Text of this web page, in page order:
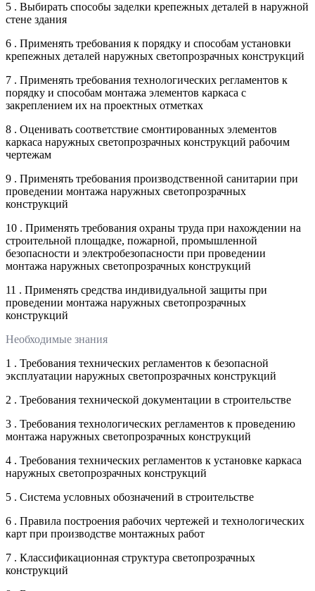
5 . Выбирать способы заделки крепежных деталей в наружной
стене здания
6 . Применять требования к порядку и способам установки
крепежных деталей наружных светопрозрачных конструкций
7 . Применять требования технологических регламентов к
порядку и способам монтажа элементов каркаса с
закреплением их на проектных отметках
8 . Оценивать соответствие смонтированных элементов
каркаса наружных светопрозрачных конструкций рабочим
чертежам
9 . Применять требования производственной санитарии при
проведении монтажа наружных светопрозрачных
конструкций
10 . Применять требования охраны труда при нахождении на
строительной площадке, пожарной, промышленной
безопасности и электробезопасности при проведении
монтажа наружных светопрозрачных конструкций
11 . Применять средства индивидуальной защиты при
проведении монтажа наружных светопрозрачных
конструкций
Необходимые знания
1 . Требования технических регламентов к безопасной
эксплуатации наружных светопрозрачных конструкций
2 . Требования технической документации в строительстве
3 . Требования технологических регламентов к проведению
монтажа наружных светопрозрачных конструкций
4 . Требования технических регламентов к установке каркаса
наружных светопрозрачных конструкций
5 . Система условных обозначений в строительстве
6 . Правила построения рабочих чертежей и технологических
карт при производстве монтажных работ
7 . Классификационная структура светопрозрачных
конструкций